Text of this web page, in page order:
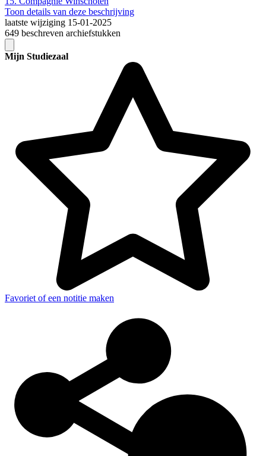
Toon details van deze beschrijving
laatste wijziging 15-01-2025
649 beschreven archiefstukken
Mijn Studiezaal
Favoriet of een notitie maken